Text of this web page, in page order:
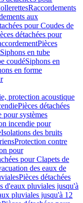
Raccordements
aux
pour Coudes de
détachées pour
Pièces
Siphons en tube
coudéSiphons en
en forme
protection acoustique
Pièces détachées
pour systèmes
incendie pour
Isolations des bruits
Protection contre
pour
pour Clapets de
des eaux de
Pièces détachées
d'eaux pluviales jusqu'à
pluviales jusqu'à 12